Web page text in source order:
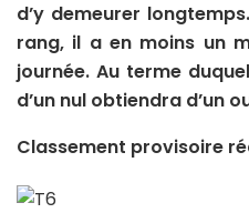
d’y demeurer
rang, il a en moins un
journée. Au terme
d’un nul obtiendra d’un
Classement provisoire